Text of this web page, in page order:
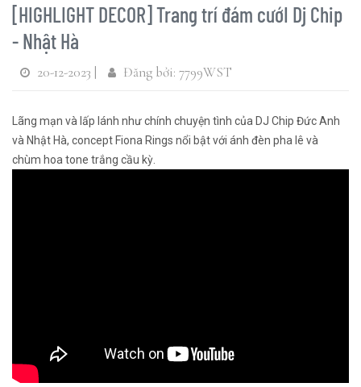
[HIGHLIGHT DECOR] Trang trí đám cướI Dj Chip
- Nhật Hà
20-12-2023 | Đăng bởi: 7799WST
Lãng mạn và lấp lánh như chính chuyện tình của DJ Chip Đức Anh
và Nhật Hà, concept Fiona Rings nổi bật với ánh đèn pha lê và
chùm hoa tone trắng cầu kỳ.